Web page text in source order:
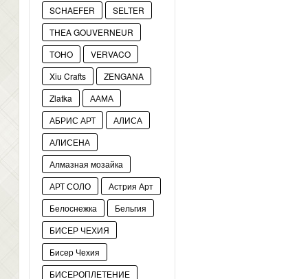
SCHAEFER
SELTER
THEA GOUVERNEUR
TOHO
VERVACO
Xiu Crafts
ZENGANA
Zlatka
ААМА
АБРИС АРТ
АЛИСА
АЛИСЕНА
Алмазная мозайка
АРТ СОЛО
Астрия Арт
Белоснежка
Бельгия
БИСЕР ЧЕХИЯ
Бисер Чехия
БИСЕРОПЛЕТЕНИЕ